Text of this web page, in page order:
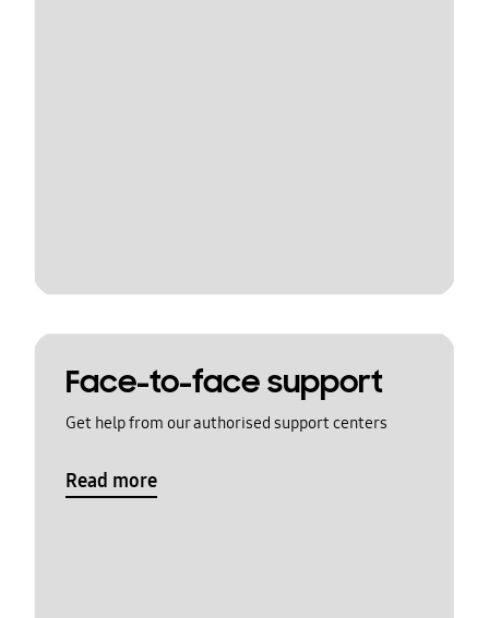
Face-to-face support
Get help from our authorised support centers
Read more